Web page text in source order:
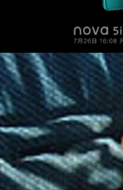
Власти В
Мир Не Обмануть
В США Оказался
«испанки» 1918 Года
Nova 5i Pro
Официально